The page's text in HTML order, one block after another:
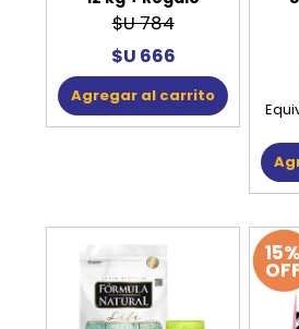
$U 784
$U 666
Agregar al carrito
15%